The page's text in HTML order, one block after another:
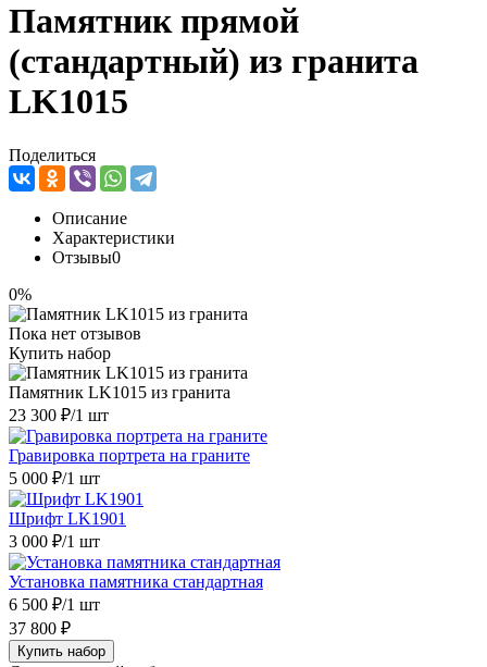
Памятник прямой
(стандартный) из гранита
LK1015
Поделиться
Описание
Характеристики
Отзывы0
0%
Пока нет отзывов
Купить набор
Памятник LK1015 из гранита
23 300 ₽/1 шт
Гравировка портрета на граните
5 000 ₽/1 шт
Шрифт LK1901
3 000 ₽/1 шт
Установка памятника стандартная
6 500 ₽/1 шт
37 800 ₽
Купить набор